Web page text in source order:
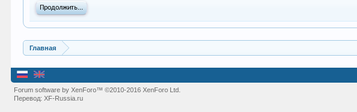
Продолжить...
Главная
Forum software by XenForo™©2010-2016 XenForo Ltd.
Перевод:XF-Russia.ru